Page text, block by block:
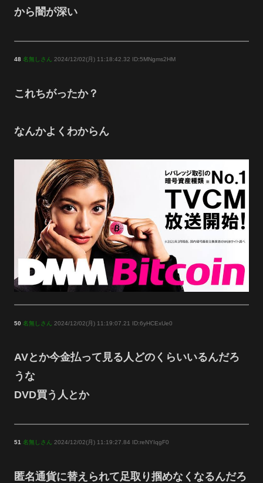
から闇が深い
48 名無しさん 2024/12/02(月) 11:18:42.32 ID:5MNgms2HM
これちがったか？
なんかよくわからん
50 名無しさん 2024/12/02(月) 11:19:07.21 ID:6yHCExUe0
AVとか今金払って見る人どのくらいいるんだろ
うな
DVD買う人とか
51 名無しさん 2024/12/02(月) 11:19:27.84 ID:reNYIqgF0
匿名通貨に替えられて足取り掴めなくなるんだろ